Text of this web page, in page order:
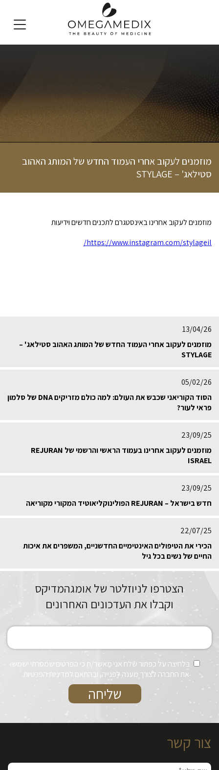
מוזמנים לעקוב אחרי העמוד החדש של המותג האהוב
סטילאג' – STYLAGE
מוזמנים לעקוב אחרינו באינסטגרם לתכנים חדשים וידיעות
https://www.instagram.com/stylageil/
13/04/26
מוזמנים לעקוב אחרי העמוד החדש של המותג האהוב סטילאג' –
STYLAGE
05/02/26
הסוד הקוריאני שכבש את העולם: למה כולם מזריקים DNA של סלמון
פראי לעור?
23/09/25
מוזמנים לעקוב אחרינו בעמוד הראשי והרשמי של REJURAN
ISRAEL
23/09/25
חדש בישראל – REJURAN הפולינוקליאוטיד המקורי מקוריאה
22/07/25
הכירי את הטיפולים האינטימיים החדשניים, המשפרים את איכות
החיים של נשים בכל גיל
הצטרפו לניוזלטר של אומגהמדיקס
וקבלו את העדכונים האחרונים
בלחיצה על כפתור שלח אני מאשר/ת כי הפרטים שמסרתי ישמשו
את החברה לצורך מענה לפנייה, ובהתאם למדיניות הפרטיות.
צור קשר